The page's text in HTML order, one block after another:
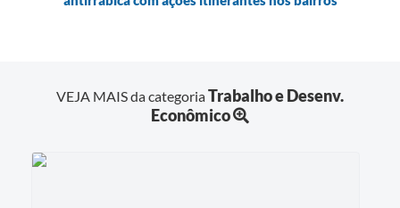
VEJA MAIS da categoriaTrabalho e Desenv.
Econômico